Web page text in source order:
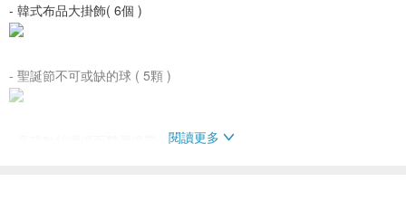
- 韓式布品大掛飾( 6個 )
- 聖誕節不可或缺的球 ( 5顆 )
閱讀更多